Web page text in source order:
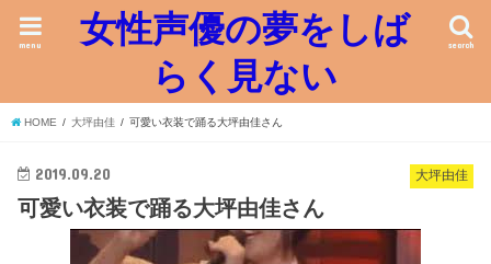
女性声優の夢をしば
らく見ない
search
menu
HOME 大坪由佳 可愛い衣装で踊る大坪由佳さん
大坪由佳
2019.09.20
可愛い衣装で踊る大坪由佳さん